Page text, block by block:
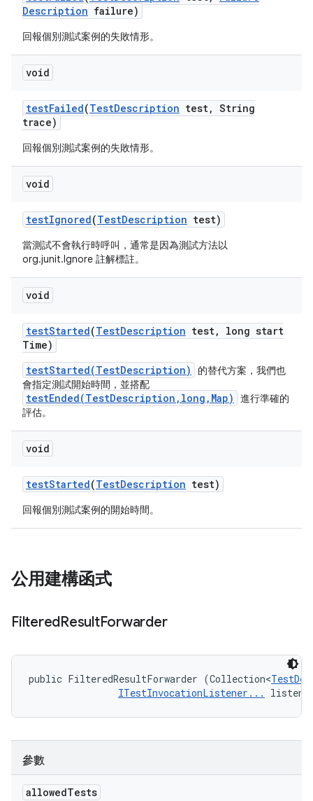
Description failure)
回報個別測試案例的失敗情形。
void
testFailed(TestDescription test, String
trace)
回報個別測試案例的失敗情形。
void
testIgnored(TestDescription test)
當測試不會執行時呼叫，通常是因為測試方法以
org.junit.Ignore 註解標註。
void
testStarted(TestDescription test,
long start
Time)
testStarted(TestDescription)
的替代方案，我們也
會指定測試開始時間，並搭配
testEnded(TestDescription,long,Map)
進行準確的
評估。
void
testStarted(TestDescription test)
回報個別測試案例的開始時間。
公用建構函式
FilteredResultForwarder
public FilteredResultForwarder (Collection<
ITestInvocationListener...
參數
allowedTests